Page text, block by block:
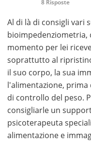
8 Risposte
Al di là di consigli vari
momento per lei
soprattutto al
il suo corpo, la sua
l'alimentazione, prima
di controllo del peso.
consigliarle un
psicoterapeuta
alimentazione e